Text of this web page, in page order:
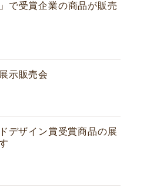
で受賞企業の商品が販売
示販売会
デザイン賞受賞商品の展